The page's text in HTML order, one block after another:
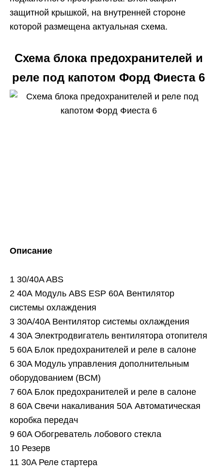
защитной крышкой, на внутренней стороне
которой размещена актуальная схема.
Схема блока предохранителей и
реле под капотом Форд Фиеста 6
Описание
1 30/40A ABS
2 40А Модуль ABS ESP 60А Вентилятор
системы охлаждения
3 30A/40A Вентилятор системы охлаждения
4 30A Электродвигатель вентилятора отопителя
5 60A Блок предохранителей и реле в салоне
6 30A Модуль управления дополнительным
оборудованием (BCM)
7 60A Блок предохранителей и реле в салоне
8 60A Свечи накаливания 50А Автоматическая
коробка передач
9 60A Обогреватель лобового стекла
10 Резерв
11 30A Реле стартера